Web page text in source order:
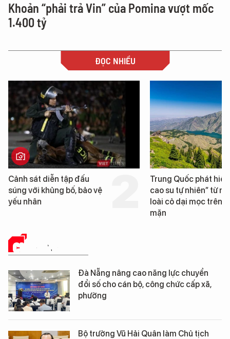
Khoản “phải trả Vin” của Pomina vượt mốc
1.400 tỷ
ĐỌC NHIỀU
Cảnh sát diễn tập đấu
súng với khủng bố, bảo vệ
yếu nhân
Trung Quốc phát hiện
cao su tự nhiên” từ
loài cỏ dại mọc trên
mặn
CHUYỂN ĐỔI SỐ
Đà Nẵng nâng cao năng lực chuyển
đổi số cho cán bộ, công chức cấp xã,
phường
Bộ trưởng Vũ Hải Quân làm Chủ tịch